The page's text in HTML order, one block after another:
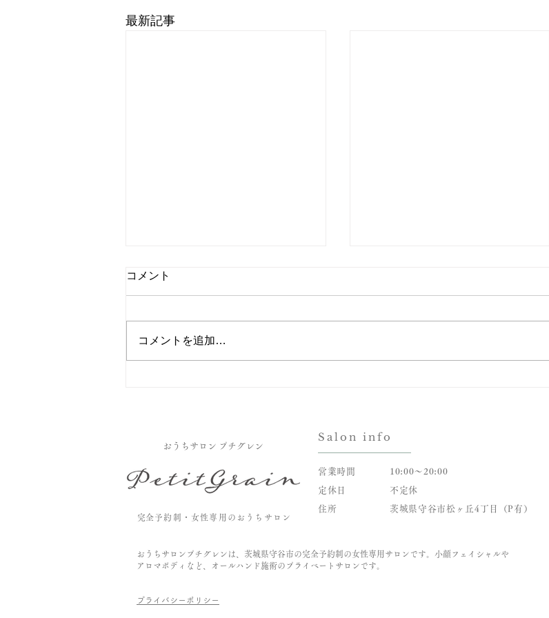
最新記事
夏バテ予防 最近のこと
コメント
コメントを追加…
​おうちサロン プチグレン
​完全予約制・女性専用のおうちサロン
Salon info
営業時間
定休日
住所
10:00～20:00
不定休
茨城県守谷市松ヶ丘4丁目（P有）
おうちサロンプチグレンは、茨城県守谷市の完全予約制の女性専用サロンです。小顔フェイシャルや
アロマボディなど、オールハンド施術のプライベートサロンです。
プライバシーポリシー